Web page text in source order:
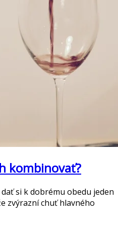
kombinovať?
si k dobrému obedu jeden
zvýrazní chuť hlavného